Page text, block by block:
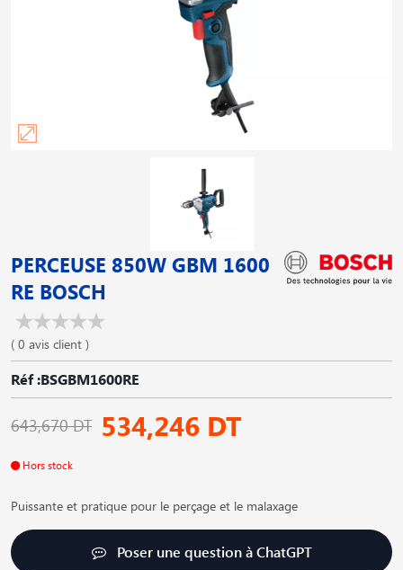
PERCEUSE 850W GBM 1600
RE BOSCH
( 0 avis client )
Réf :BSGBM1600RE
643,670 DT 534,246 DT
Hors stock
Puissante et pratique pour le perçage et le malaxage
Poser une question à ChatGPT